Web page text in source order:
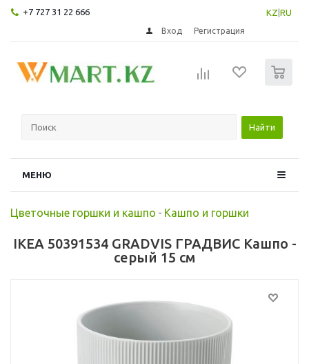
+7 727 31 22 666 KZ RU
Вход Регистрация
Найти
МЕНЮ
Цветочные горшки и кашпо - Кашпо и горшки
IKEA 50391534 GRADVIS ГРАДВИС Кашпо -
серый 15 см